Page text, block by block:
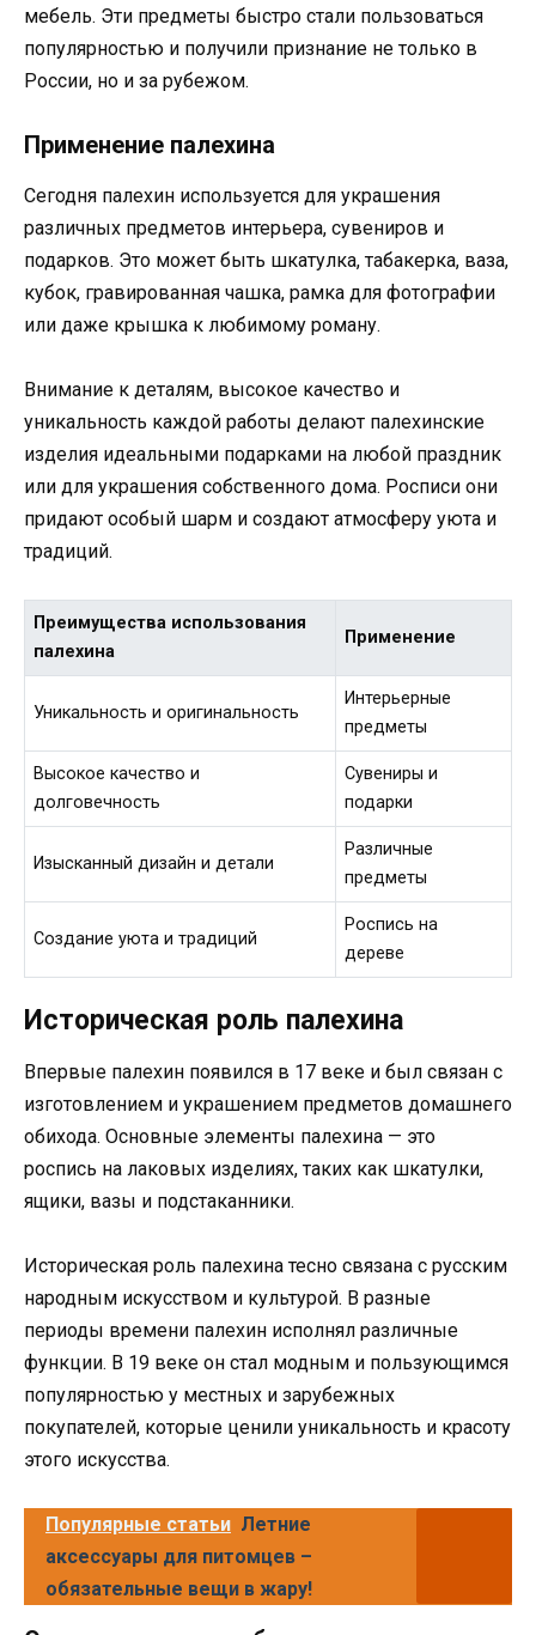
мебель. Эти предметы быстро стали пользоваться
популярностью и получили признание не только в
России, но и за рубежом.
Применение палехина
Сегодня палехин используется для украшения
различных предметов интерьера, сувениров и
подарков. Это может быть шкатулка, табакерка, ваза,
кубок, гравированная чашка, рамка для фотографии
или даже крышка к любимому роману.
Внимание к деталям, высокое качество и
уникальность каждой работы делают палехинские
изделия идеальными подарками на любой праздник
или для украшения собственного дома. Росписи они
придают особый шарм и создают атмосферу уюта и
традиций.
Преимущества использования
палехина
Применение
Уникальность и оригинальность
Интерьерные
предметы
Высокое качество и
долговечность
Сувениры и
подарки
Изысканный дизайн и детали
Различные
предметы
Создание уюта и традиций
Роспись на
дереве
Историческая роль палехина
Впервые палехин появился в 17 веке и был связан с
изготовлением и украшением предметов домашнего
обихода. Основные элементы палехина — это
роспись на лаковых изделиях, таких как шкатулки,
ящики, вазы и подстаканники.
Историческая роль палехина тесно связана с русским
народным искусством и культурой. В разные
периоды времени палехин исполнял различные
функции. В 19 веке он стал модным и пользующимся
популярностью у местных и зарубежных
покупателей, которые ценили уникальность и красоту
этого искусства.
Популярные статьи Летние
аксессуары для питомцев –
обязательные вещи в жару!